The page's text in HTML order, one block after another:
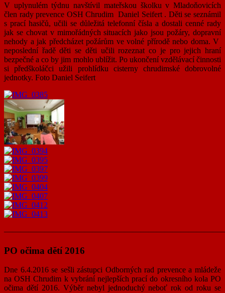
V uplynulém týdnu navštívil mateřskou školku v Mladoňovicích
člen rady prevence OSH Chrudim Daniel Seifert . Děti se seznámil
s prací hasičů, učili se důležitá telefonní čísla a dostali cenné rady
jak se chovat v mimořádných situacích jako jsou požáry, dopravní
nehody a jak předcházet požárům ve volné přírodě nebo doma. V
neposlední řadě děti se děti učili rozeznat co je pro jejich hraní
bezpečné a co by jim mohlo ublížit. Po ukončení vzdělávací činnosti
si předškoláčci užili prohlídku cisterny chrudimské dobrovolné
jednotky. Foto Daniel Seifert
PO očima dětí 2016
Dne 6.4.2016 se sešli zástupci Odborných rad prevence a mládeže
na OSH Chrudim k vybrání nejlepších prací do okresního kola PO
očima dětí 2016. Výběr nebyl jednoduchý neboť rok od roku se